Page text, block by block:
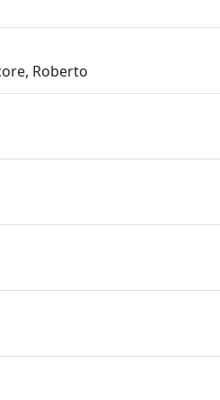
Roberto